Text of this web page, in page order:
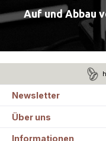
Auf und Abbau
Newsletter
Über uns
Informationen